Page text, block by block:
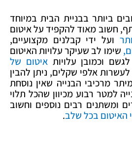
ביותר בבניית הבית במיוחד
חשוב מאוד להקפיד על איטום
ועל ידי קבלנים מקצועיים,
שימו לב שעיקר עלויות האיטום
וכמובן עלויותאיטום של
לעשרות אלפי שקלים, ניתן להבין
מרכיבי הבנייה שאין נוסחת
למטר רבוע מכיוון שהכל תלוי
ומשתנים רבים נוספים וחשוב
האיטום בכל שלב.